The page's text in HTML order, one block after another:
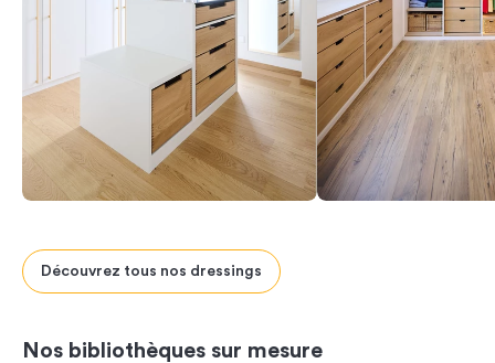
Previous
Next
Découvrez tous nos dressings
Nos bibliothèques sur mesure